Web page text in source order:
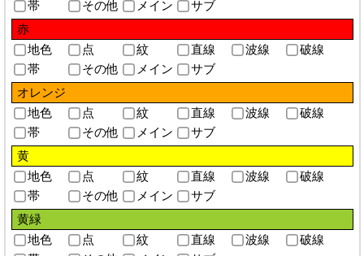
帯
その他 メイン
サブ
赤
地色
点 紋 直線 波線
破線
帯
その他 メイン
サブ
オレンジ
地色
点 紋 直線 波線
破線
帯
その他 メイン
サブ
黄
地色
点 紋 直線 波線
破線
帯
その他 メイン
サブ
黄緑
地色
点 紋 直線 波線
破線